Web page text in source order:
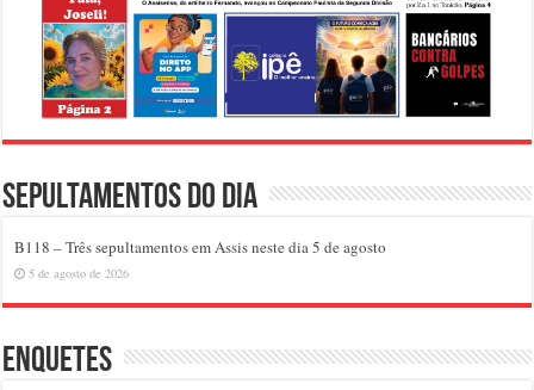
Sepultamentos do dia
B118 – Três sepultamentos em Assis neste dia 5 de agosto
5 de agosto de 2026
Enquetes